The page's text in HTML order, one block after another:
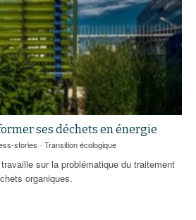
ses déchets en énergie
stories - Transition écologique
sur la problématique du traitement
organiques.